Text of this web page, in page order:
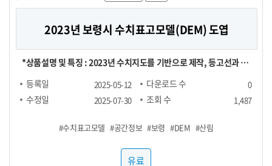
대형마트 농산물 실구매 영수증 데이터
실구매 영수증 기반 대형마트 농산물(과일, 채소) 소비 데이터 - 기간
및 용량에 따라 가격 협의 - 구매 가능 기간 : 24년 1월 ~ - 구매 채널 :
대형마트 - 주요 컬럼 : 영수증_이름, 회원_번호, 성별, 연령대, 구매
(과일, 채소) 구매가 포함된 영수증 RAW DATA로, 바스켓 분석 등에
등록일 2025-06-25 다운로드 수 0
수정일 2025-07-31 조회 수 129
#농산물 #대형마트 #영수증 #과일 #채소
유료
영수증 이미지 데이터
[영수증 이미지 데이터 장당 100원] 채널 : 대형마트, 편의점 기간 :
24년 1월 ~ ※온라인, 오프라인 모두 포함되어있으며 사진마다 화질
이 다를 수 있음
등록일 2025-06-24 다운로드 수 0
수정일 2025-07-31 조회 수 107
#샘플1 #샘플4 #영수증 #샘플3 #샘플2
유료
신용카드 채널별 TOP 100 SKU
[신용카드 결제 데이터] ▶ 채널별 TOP 100 SKU : 29,000원 ▶
RAW 형 데이터 : 5,000,000원 채널 : 네이버, 오아시스마켓, 자연드
림, 컬리, 쿠팡 기간 : 25년 1월 ~ FACT : 매출수량 기준 TOP 100
등록일 2025-06-24 다운로드 수 0
수정일 2025-07-31 조회 수 92
#샘플3 #카드 #샘플1 #샘플2 #샘플4
유료
전국 지역별 외식 물가
[POS 기반 전국 지역별 외식 물가 데이터] - 1개월 기준 -- 집계형 (지
역별 메뉴 최저가, 최고가, 중앙값, Q1, Q3 값) : 업종당 9만 9천원 --
RAW : 500만원 *협의 -- 지역 구분 : 전국 17개 광역시도 -- 업종 구
찌개, 된장찌개, 삼계탕 설렁탕, 짜장면, 짬뽕, 칼국수 ▷ 카페 : 바닐
라라떼(HOT), 바닐라라떼(ICE), 스무디, 아메리카노(HOT), 아메
등록일 2025-06-24 다운로드 수 0
수정일 2025-07-31 조회 수 106
#외식 #샘플2 #물가 #샘플1 #샘플3
유료
[합성] HTB 스트레스 진단데이터
본 데이터는 "헬스브릿지"의 "스트레스 진단데이터"를 기반으로,
GAN(적대적 생성 신경망, Generative Adversarial Networks)
모델을 활용하여 생성한 가상의 합성데이터입니다. 합성데이터는 개
니고 있어 임상 연구 및 의료 알고리즘 개발에 적합합니다. 본 데이터
셋은 개인정보 보호 및 연구 목적을 위해 합성데이터(Synthetic
등록일 2025-06-07 다운로드 수 1
수정일 2025-07-29 조회 수 89
#PTSD #스트레스 #우울 #불안 #합성데이터 #정신건강
유료
2023년 보령시 수치표고모델(DEM) 도엽
*상품설명 및 특징 : 2023년 수치지도를 기반으로 제작, 등고선과 표
고점을 활용했은며, 등고오류와 표고오류를 수정 *기간 및 범위 :
2023년 1월 ~ 2023년 12월 *컬럼정보 : 비정형이미지로 칼럼정보
예제 : 각종 GIS시스템 및 서비스 구축 *제한: 본자료는 민간 대상 공
개제한자료로서 민간에 제공할 수 없습니다. *국가공간정보기본법
등록일 2025-05-12 다운로드 수 0
수정일 2025-07-30 조회 수 1,487
#수치표고모델 #공간정보 #보령 #DEM #산림
유료